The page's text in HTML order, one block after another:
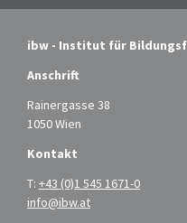
ibw - Institut für
Anschrift
Rainergasse 38
1050 Wien
Kontakt
T: +43 (0)1 545 1671-0
info@ibw.at